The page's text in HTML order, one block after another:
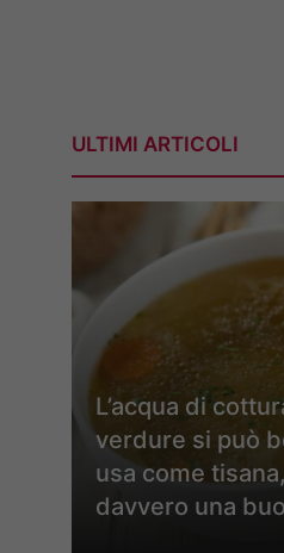
ULTIMI ARTICOLI
L’acqua di
verdure si può
usa come
davvero una